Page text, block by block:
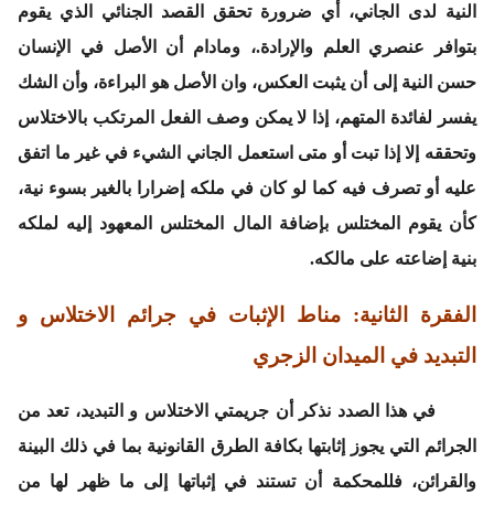
النية لدى الجاني، أي ضرورة تحقق القصد الجنائي الذي يقوم
بتوافر عنصري العلم والإرادة.، ومادام أن الأصل في الإنسان
حسن النية إلى أن يثبت العكس، وان الأصل هو البراءة، وأن الشك
يفسر لفائدة المتهم، إذا لا يمكن وصف الفعل المرتكب بالاختلاس
وتحققه إلا إذا تبت أو متى استعمل الجاني الشيء في غير ما اتفق
عليه أو تصرف فيه كما لو كان في ملكه إضرارا بالغير بسوء نية،
كأن يقوم المختلس بإضافة المال المختلس المعهود إليه لملكه
بنية إضاعته على مالكه.
الفقرة الثانية: مناط الإثبات في جرائم الاختلاس و
التبديد في الميدان الزجري
في هذا الصدد نذكر أن جريمتي الاختلاس و التبديد، تعد من
الجرائم التي يجوز إثابتها بكافة الطرق القانونية بما في ذلك البينة
والقرائن، فللمحكمة أن تستند في إثباتها إلى ما ظهر لها من